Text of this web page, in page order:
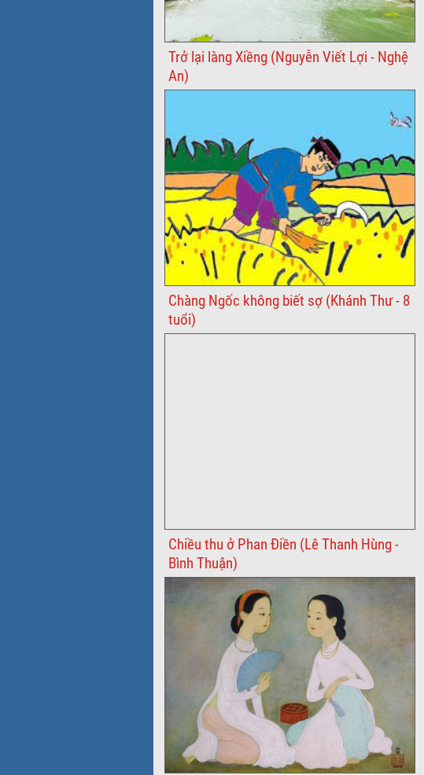
Trở lại làng Xiềng (Nguyễn Viết Lợi - Nghệ
An)
Chàng Ngốc không biết sợ (Khánh Thư - 8
tuổi)
Chiều thu ở Phan Điền (Lê Thanh Hùng -
Bình Thuận)